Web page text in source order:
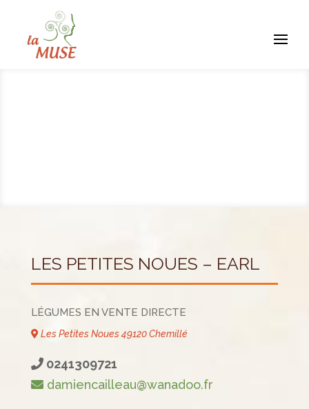
LES PETITES NOUES – EARL
LÉGUMES EN VENTE DIRECTE
Les Petites Noues 49120 Chemillé
0241309721
damiencailleau@wanadoo.fr